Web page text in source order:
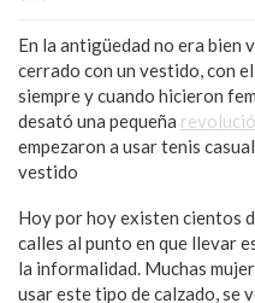
En la antigüedad no era bien
cerrado con un vestido, con
siempre y cuando hicieron
desató una pequeña
empezaron a usar tenis
vestido
Hoy por hoy existen cientos
calles al punto en que llevar
la informalidad. Muchas
usar este tipo de calzado, se